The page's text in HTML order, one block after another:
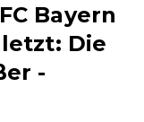
Bayern
Die
-